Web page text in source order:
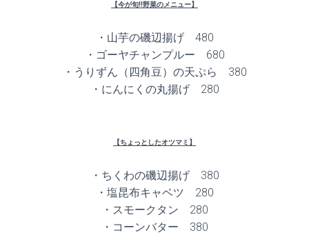
【今が旬!!野菜のメニュー】
・山芋の磯辺揚げ 480
・ゴーヤチャンプルー 680
・うりずん（四角豆）の天ぷら 380
・にんにくの丸揚げ 280
【ちょっとしたオツマミ】
・ちくわの磯辺揚げ 380
・塩昆布キャベツ 280
・スモークタン 280
・コーンバター 380